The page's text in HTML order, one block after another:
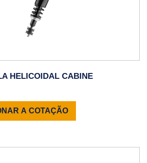
HELICOIDAL CABINE
A COTAÇÃO